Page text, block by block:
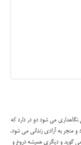
می شود دو در دارد که
و منجر به آزادی زندانی می شود.
می گوید و دیگری همیشه دروغ و